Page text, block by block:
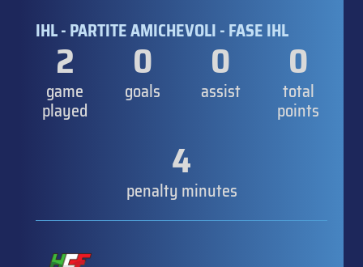
IHL - PARTITE AMICHEVOLI - FASE IHL
2
game
played
0
goals
0
assist
0
total
points
4
penalty minutes